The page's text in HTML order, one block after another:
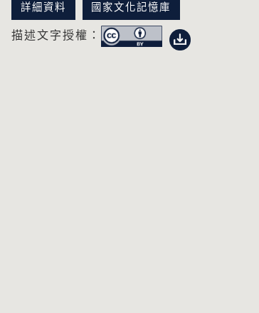
詳細資料 國家文化記憶庫
描述文字授權：